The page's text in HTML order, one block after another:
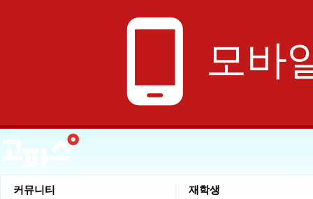
phone_android 모바
커뮤니티 재학생